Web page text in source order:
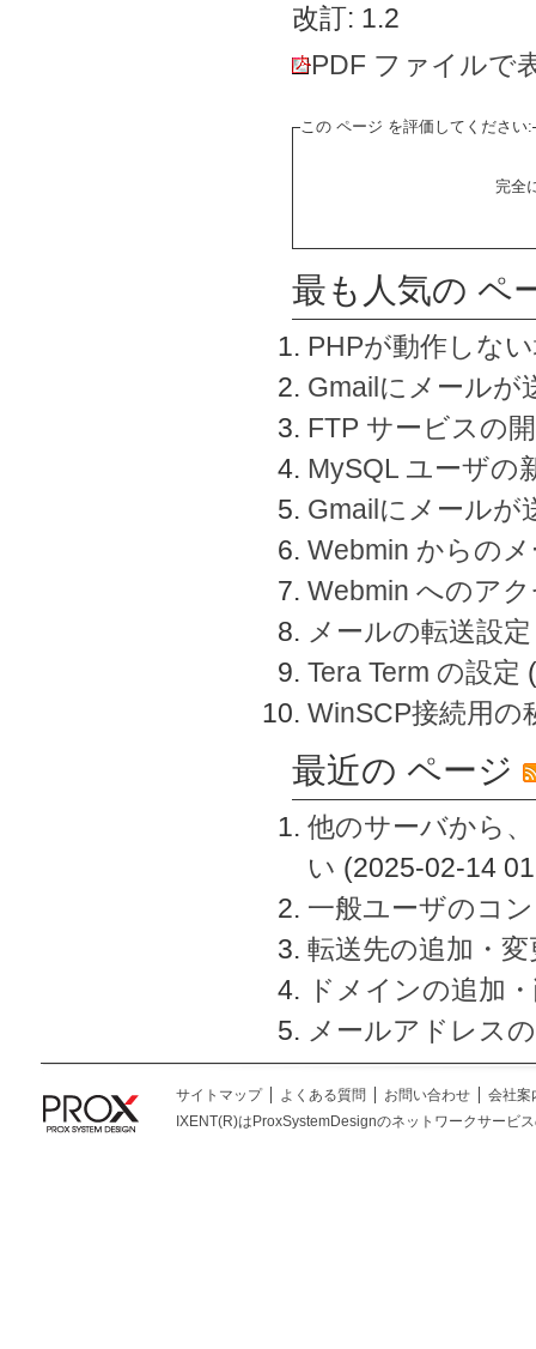
改訂: 1.2
PDF ファイルで
この ページ を評価してください:
完全
最も人気の ペ
PHPが動作しな
Gmailにメールが
FTP サービスの
MySQL ユーザの
Gmailにメールが
Webmin からの
Webmin へのア
メールの転送設定
Tera Term の設定
WinSCP接続用の
最近の ページ
他のサーバから
い (2025-02-14
一般ユーザのコ
転送先の追加・
ドメインの追加
メールアドレス
サイトマップ よくある質問 お問い合わせ
会社案
IXENT(R)はProxSystemDesignのネットワークサービ